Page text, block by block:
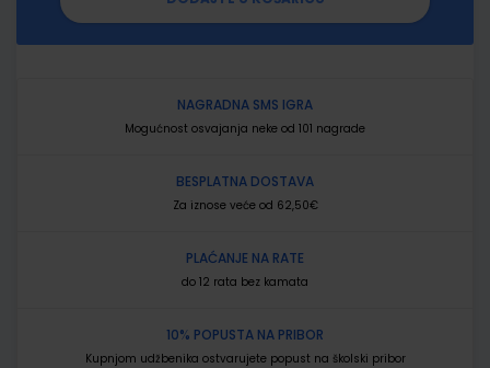
NAGRADNA SMS IGRA
Mogućnost osvajanja neke od 101 nagrade
BESPLATNA DOSTAVA
Za iznose veće od 62,50€
PLAĆANJE NA RATE
do 12 rata bez kamata
10% POPUSTA NA PRIBOR
Kupnjom udžbenika ostvarujete popust na školski pribor